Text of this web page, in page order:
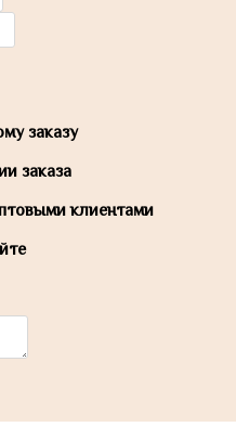
заказу
заказа
клиентами